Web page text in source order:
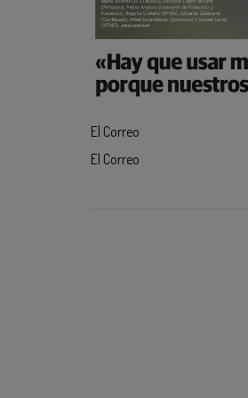
El Correo
El Correo